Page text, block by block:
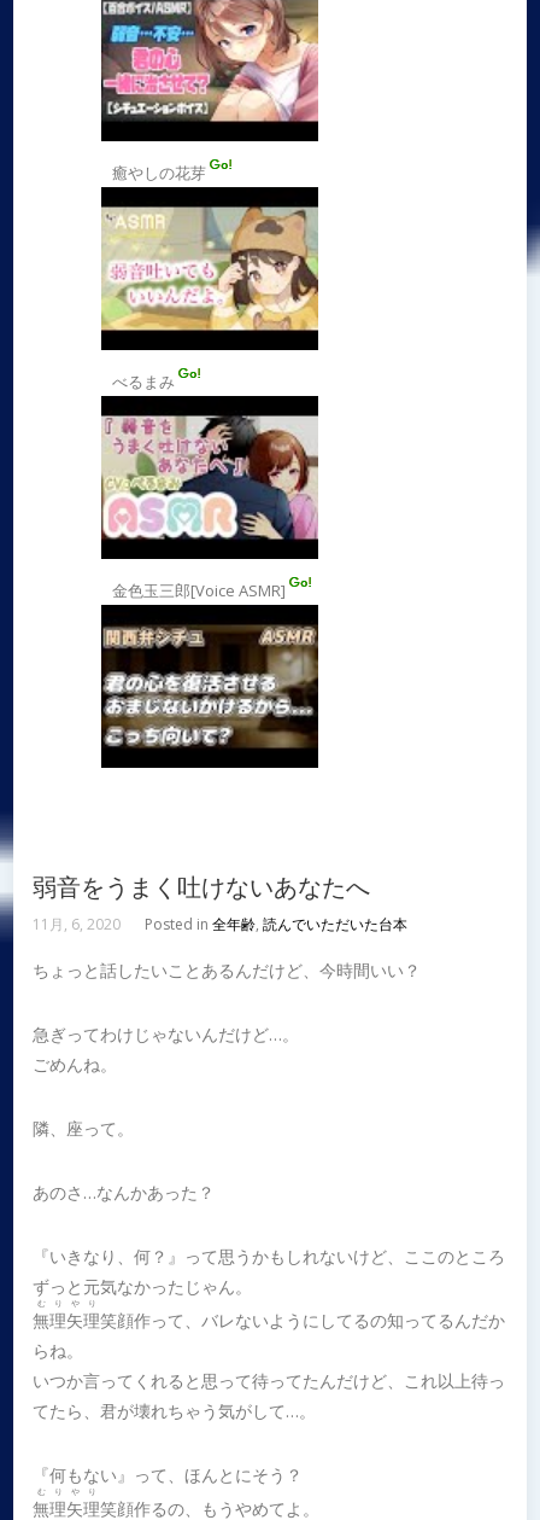
癒やしの花芽
べるまみ
金色玉三郎[Voice ASMR]
弱音をうまく吐けないあなたへ
11月, 6, 2020 Posted in全年齢,読んでいただいた台本
ちょっと話したいことあるんだけど、今時間いい？
急ぎってわけじゃないんだけど…。
ごめんね。
隣、座って。
あのさ…なんかあった？
『いきなり、何？』って思うかもしれないけど、ここのところ
ずっと元気なかったじゃん。
無理矢理
むりやり
笑顔作って、バレないようにしてるの知ってるんだか
らね。
いつか言ってくれると思って待ってたんだけど、これ以上待っ
てたら、君が壊れちゃう気がして…。
『何もない』って、ほんとにそう？
無理矢理
むりやり
笑顔作るの、もうやめてよ。